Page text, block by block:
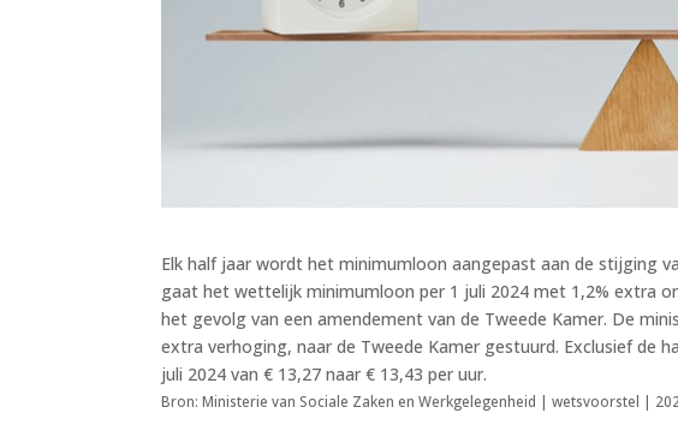
Elk half jaar wordt het minimumloon aangepast aan de stijging
gaat het wettelijk minimumloon per 1 juli 2024 met 1,2% extra
het gevolg van een amendement van de Tweede Kamer. De
extra verhoging, naar de Tweede Kamer gestuurd. Exclusief de
juli 2024 van € 13,27 naar € 13,43 per uur.
Bron: Ministerie van Sociale Zaken en Werkgelegenheid | wetsvoorstel |